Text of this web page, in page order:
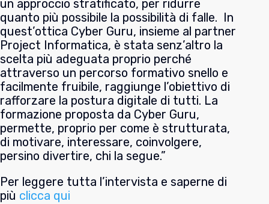
un approccio stratificato, per ridurre
quanto più possibile la possibilità di falle. In
quest’ottica Cyber Guru, insieme al partner
Project Informatica, è stata senz’altro la
scelta più adeguata proprio perché
attraverso un percorso formativo snello e
facilmente fruibile, raggiunge l’obiettivo di
rafforzare la postura digitale di tutti. La
formazione proposta da Cyber Guru,
permette, proprio per come è strutturata,
di motivare, interessare, coinvolgere,
persino divertire, chi la segue.”
Per leggere tutta l’intervista e saperne di
più clicca qui